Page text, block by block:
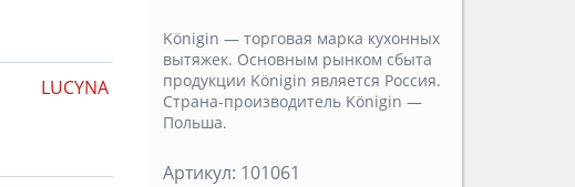
LUCYNA
Königin — торговая марка кухонных
вытяжек. Основным рынком сбыта
продукции Königin является Россия.
Страна-производитель Königin —
Польша.
Артикул: 101061